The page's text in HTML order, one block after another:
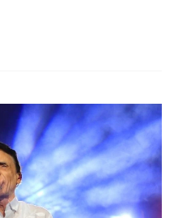
el
pro
gra